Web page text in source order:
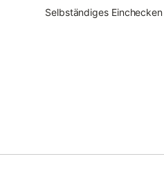
Selbständiges Einchecken